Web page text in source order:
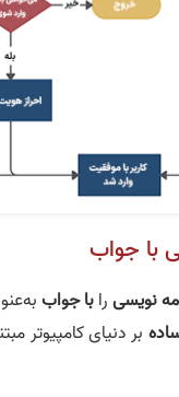
با جواب
نویسیرابا جواب
بر دنیای کامپیوتر